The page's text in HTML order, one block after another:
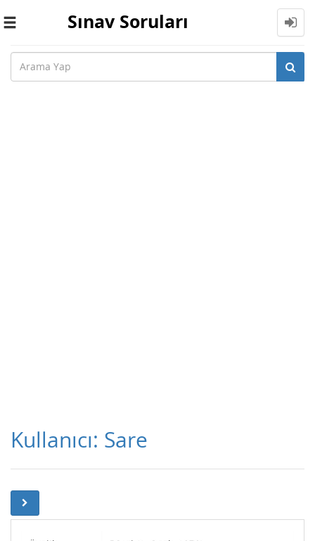
Toggle
Sınav Soruları
Kullanıcı: Sare